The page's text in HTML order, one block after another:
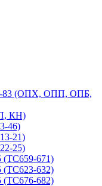
83 (ОПХ, ОПП, ОПБ,
КН)
46)
21)
25)
(ТС659-671)
(ТС623-632)
(ТС676-682)